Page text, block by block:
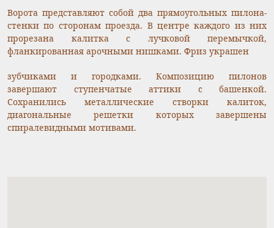
Ворота представляют собой два прямоугольных пилона-
стенки по сторонам проезда. В центре каждого из них
прорезана калитка с лучковой перемычкой,
фланкированная арочными нишками. Фриз украшен
зубчиками и городками. Композицию пилонов
завершают ступенчатые аттики с башенкой.
Сохранились металлические створки калиток,
диагональные решетки которых завершены
спиралевидными мотивами.